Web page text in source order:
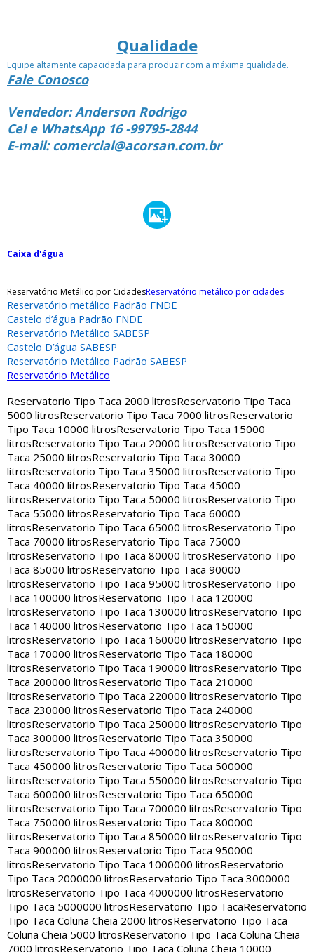
Qualidade
Equipe altamente capacidada para produzir com a máxima qualidade.
Fale Conosco
Vendedor: Anderson Rodrigo
Cel e WhatsApp 16 -99795-2844
E-mail: comercial@acorsan.com.br
Caixa d'água
Reservatório Metálico por CidadesReservatório metálico por cidades
Reservatório metálico Padrão FNDE
Castelo d’água Padrão FNDE
Reservatório Metálico SABESP
Castelo D’água SABESP
Reservatório Metálico Padrão SABESP
Reservatório Metálico
Reservatorio Tipo Taca 2000 litrosReservatorio Tipo Taca
5000 litrosReservatorio Tipo Taca 7000 litrosReservatorio
Tipo Taca 10000 litrosReservatorio Tipo Taca 15000
litrosReservatorio Tipo Taca 20000 litrosReservatorio Tipo
Taca 25000 litrosReservatorio Tipo Taca 30000
litrosReservatorio Tipo Taca 35000 litrosReservatorio Tipo
Taca 40000 litrosReservatorio Tipo Taca 45000
litrosReservatorio Tipo Taca 50000 litrosReservatorio Tipo
Taca 55000 litrosReservatorio Tipo Taca 60000
litrosReservatorio Tipo Taca 65000 litrosReservatorio Tipo
Taca 70000 litrosReservatorio Tipo Taca 75000
litrosReservatorio Tipo Taca 80000 litrosReservatorio Tipo
Taca 85000 litrosReservatorio Tipo Taca 90000
litrosReservatorio Tipo Taca 95000 litrosReservatorio Tipo
Taca 100000 litrosReservatorio Tipo Taca 120000
litrosReservatorio Tipo Taca 130000 litrosReservatorio Tipo
Taca 140000 litrosReservatorio Tipo Taca 150000
litrosReservatorio Tipo Taca 160000 litrosReservatorio Tipo
Taca 170000 litrosReservatorio Tipo Taca 180000
litrosReservatorio Tipo Taca 190000 litrosReservatorio Tipo
Taca 200000 litrosReservatorio Tipo Taca 210000
litrosReservatorio Tipo Taca 220000 litrosReservatorio Tipo
Taca 230000 litrosReservatorio Tipo Taca 240000
litrosReservatorio Tipo Taca 250000 litrosReservatorio Tipo
Taca 300000 litrosReservatorio Tipo Taca 350000
litrosReservatorio Tipo Taca 400000 litrosReservatorio Tipo
Taca 450000 litrosReservatorio Tipo Taca 500000
litrosReservatorio Tipo Taca 550000 litrosReservatorio Tipo
Taca 600000 litrosReservatorio Tipo Taca 650000
litrosReservatorio Tipo Taca 700000 litrosReservatorio Tipo
Taca 750000 litrosReservatorio Tipo Taca 800000
litrosReservatorio Tipo Taca 850000 litrosReservatorio Tipo
Taca 900000 litrosReservatorio Tipo Taca 950000
litrosReservatorio Tipo Taca 1000000 litrosReservatorio
Tipo Taca 2000000 litrosReservatorio Tipo Taca 3000000
litrosReservatorio Tipo Taca 4000000 litrosReservatorio
Tipo Taca 5000000 litrosReservatorio Tipo TacaReservatorio
Tipo Taca Coluna Cheia 2000 litrosReservatorio Tipo Taca
Coluna Cheia 5000 litrosReservatorio Tipo Taca Coluna Cheia
7000 litrosReservatorio Tipo Taca Coluna Cheia 10000